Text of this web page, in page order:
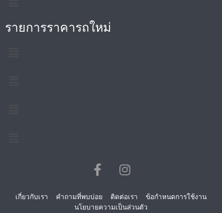
รายการราคารถใหม่
เกี่ยวกับเรา คำถามที่พบบ่อย ติดต่อเรา
ข้อกำหนดการใช้งาน
นโยบายความเป็นส่วนตัว